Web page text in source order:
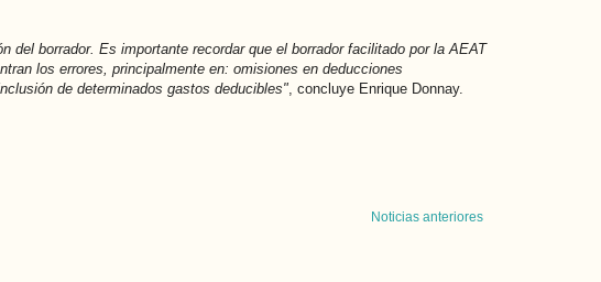
borrador. Es importante recordar que el borrador facilitado por la AEAT
los errores, principalmente en: omisiones en deducciones
de determinados gastos deducibles", concluye Enrique Donnay.
Noticias anteriores